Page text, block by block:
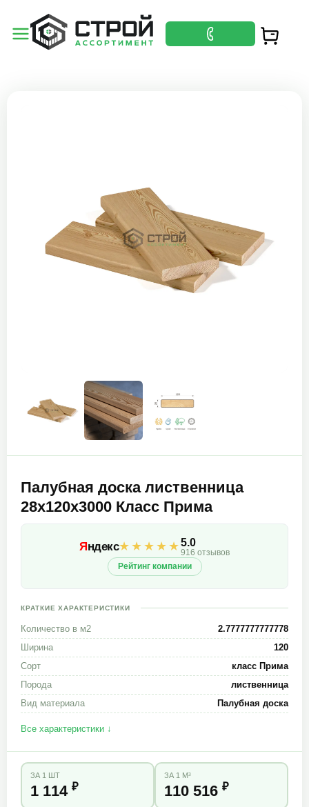
Палубная доска лиственница
28х120х3000 Класс Прима
Яндекс★★★★★5.0
916 отзывов
Рейтинг компании
КРАТКИЕ ХАРАКТЕРИСТИКИ
Количество в м2
2.7777777777778
Ширина
120
Сорт
класс Прима
Порода
лиственница
Вид материала
Палубная доска
Все характеристики ↓
ЗА 1 ШТ
1 114 ₽
ЗА 1 М³
110 516 ₽